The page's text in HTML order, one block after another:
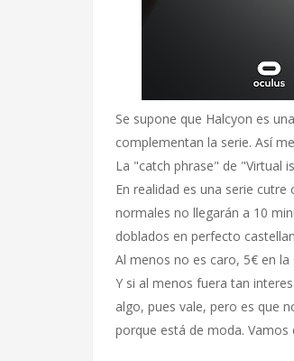
Se supone que Halcyon es
complementan la serie. Así
La "catch phrase" de "Virtual
En realidad es una serie
normales no llegarán a 10
doblados en perfecto
Al menos no es caro, 5€ en
Y si al menos fuera tan
algo, pues vale, pero es que
porque está de moda.